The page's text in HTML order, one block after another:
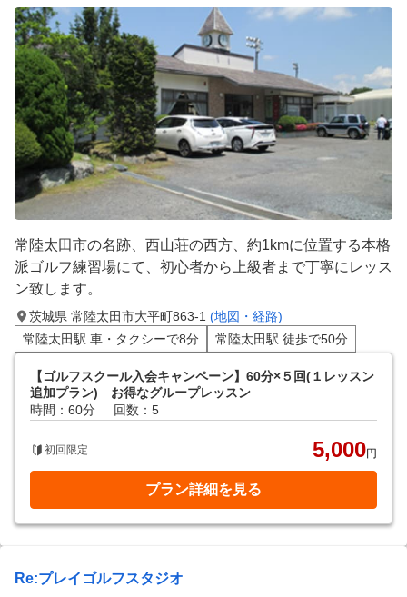
常陸太田市の名跡、西山荘の西方、約1kmに位置する本格
派ゴルフ練習場にて、初心者から上級者まで丁寧にレッス
ン致します。
茨城県 常陸太田市大平町863-1 (地図・経路)
常陸太田駅 車・タクシーで8分
常陸太田駅 徒歩で50分
【ゴルフスクール入会キャンペーン】60分×５回(１レッスン
追加プラン) お得なグループレッスン
時間：60分
回数：5
初回限定 5,000円
プラン詳細を見る
Re:プレイゴルフスタジオ